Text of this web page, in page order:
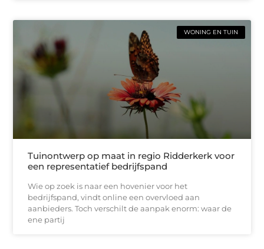
WONING EN TUIN
Tuinontwerp op maat in regio Ridderkerk voor
een representatief bedrijfspand
Wie op zoek is naar een hovenier voor het
bedrijfspand, vindt online een overvloed aan
aanbieders. Toch verschilt de aanpak enorm: waar de
ene partij